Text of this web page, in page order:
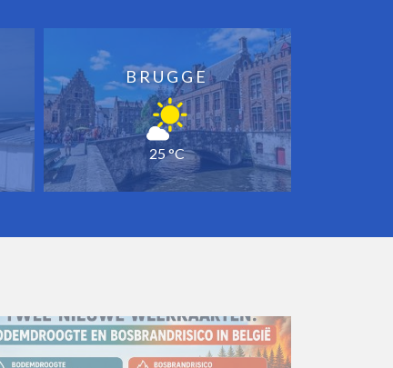
BRUGGE
25 °C